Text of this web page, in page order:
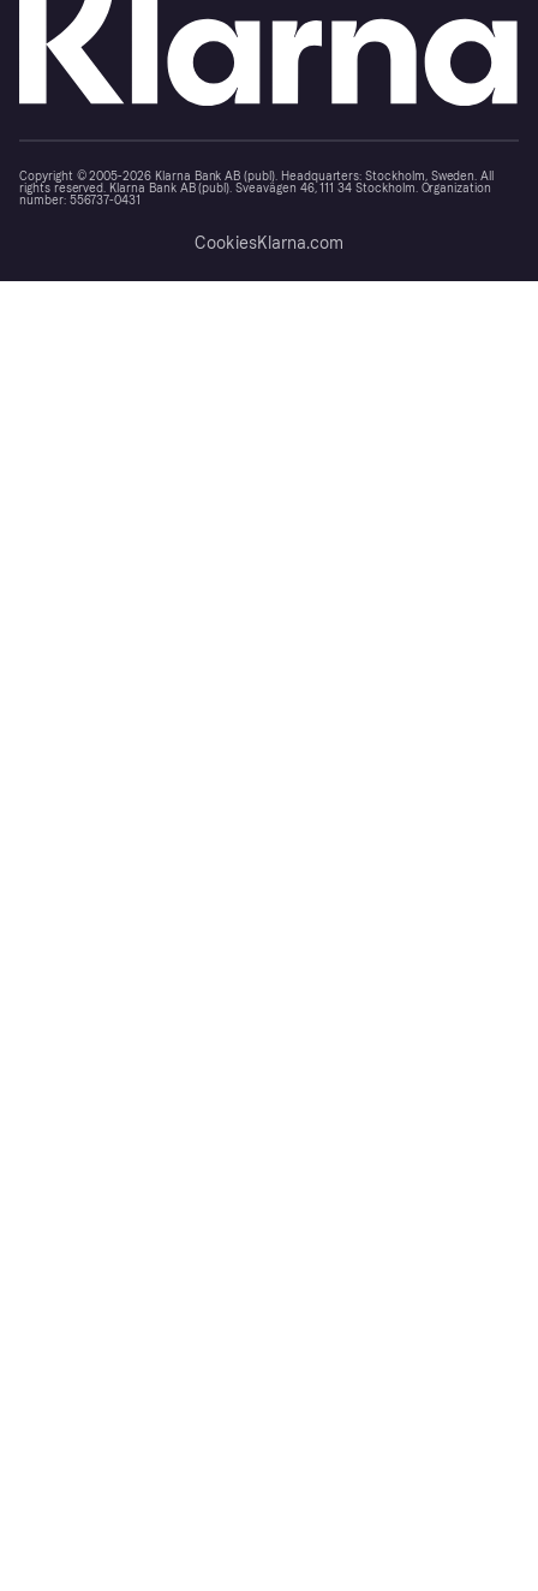
Copyright © 2005-2026 Klarna Bank AB (publ). Headquarters: Stockholm, Sweden. All
rights reserved. Klarna Bank AB (publ). Sveavägen 46, 111 34 Stockholm. Organization
number: 556737-0431
CookiesKlarna.com